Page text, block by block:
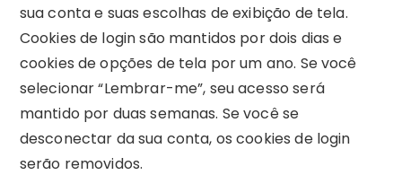
sua conta e suas escolhas de exibição de tela.
Cookies de login são mantidos por dois dias e
cookies de opções de tela por um ano. Se você
selecionar “Lembrar-me”, seu acesso será
mantido por duas semanas. Se você se
desconectar da sua conta, os cookies de login
serão removidos.